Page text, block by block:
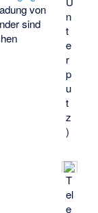
n
t
e
r
p
u
t
z
)
T
el
e
von
sind